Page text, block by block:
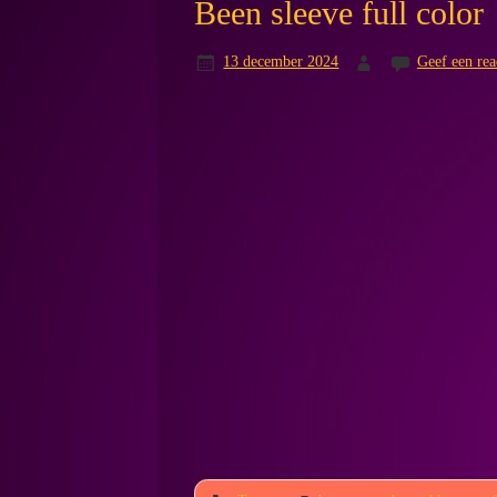
Been sleeve full color
13 december 2024 Geef een